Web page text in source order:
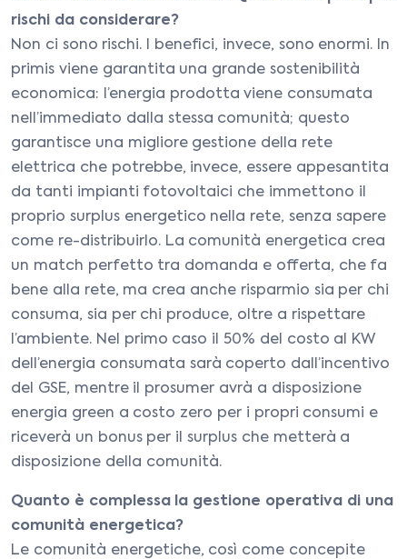
rischi da considerare?
Non ci sono rischi. I benefici, invece, sono enormi. In
primis viene garantita una grande sostenibilità
economica: l’energia prodotta viene consumata
nell’immediato dalla stessa comunità; questo
garantisce una migliore gestione della rete
elettrica che potrebbe, invece, essere appesantita
da tanti impianti fotovoltaici che immettono il
proprio surplus energetico nella rete, senza sapere
come re-distribuirlo. La comunità energetica crea
un match perfetto tra domanda e offerta, che fa
bene alla rete, ma crea anche risparmio sia per chi
consuma, sia per chi produce, oltre a rispettare
l’ambiente. Nel primo caso il 50% del costo al KW
dell’energia consumata sarà coperto dall’incentivo
del GSE, mentre il prosumer avrà a disposizione
energia green a costo zero per i propri consumi e
riceverà un bonus per il surplus che metterà a
disposizione della comunità.
Quanto è complessa la gestione operativa di una
comunità energetica?
Le comunità energetiche, così come concepite